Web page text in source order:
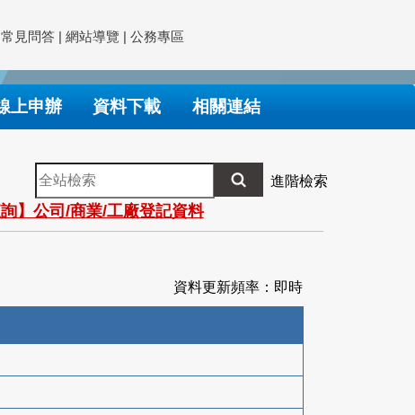
常見問答 | 網站導覽 | 公務專區
上申辦 資料下載 相關連結
全
站
檢
索
進階檢索
詢】公司/商業/工廠登記資料
資料更新頻率：即時